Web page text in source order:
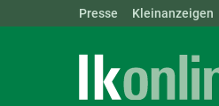
Landwirtschaftskammern:
Presse Kleinanzeigen